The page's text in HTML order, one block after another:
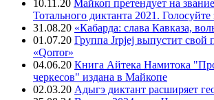
10.11.20 Майкоп претендует на
Тотального диктанта 2021.
31.08.20 «Кабарда: слава Кавказа,
01.07.20 Группа Jrpjej выпустит свой
«Qorror»
04.06.20 Книга Айтека Намитока
черкесов" издана в Майкопе
02.03.20 Адыгэ диктант расширяет